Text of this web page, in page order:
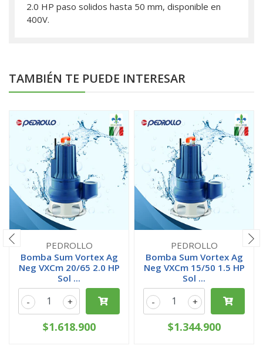
2.0 HP paso solidos hasta 50 mm, disponible en
400V.
TAMBIÉN TE PUEDE INTERESAR
PEDROLLO
Bomba Sum Vortex Ag
Neg VXCm 20/65 2.0 HP
Sol ...
+
-
$1.618.900
PEDROLLO
Bomba Sum Vortex Ag
Neg VXCm 15/50 1.5 HP
Sol ...
+
-
$1.344.900